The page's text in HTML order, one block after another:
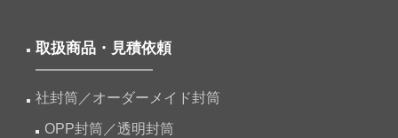
取扱商品・見積依頼
社封筒／オーダーメイド封筒
OPP封筒／透明封筒